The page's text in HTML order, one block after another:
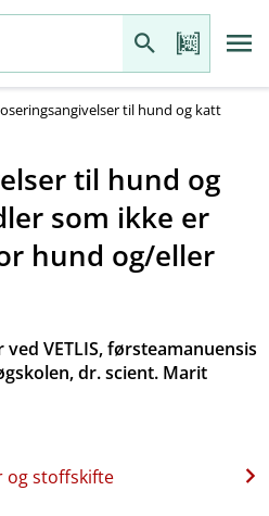
til hund og katt
til hund og
som ikke er
hund og​/​eller
VETLIS, førsteamanuensis
dr. scient. Marit
og stoffskifte